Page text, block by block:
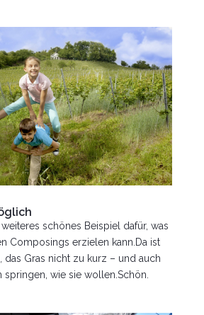
schönes Beispiel dafür, was
Composings erzielen kann.Da ist
das Gras nicht zu kurz – und auch
springen, wie sie wollen.Schön.